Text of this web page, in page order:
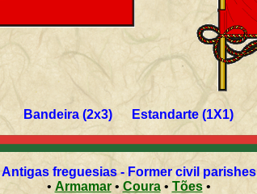
Bandeira (2x3) Estandarte (1X1)
Antigas freguesias - Former civil parishes
• Armamar•Coura• Tões•